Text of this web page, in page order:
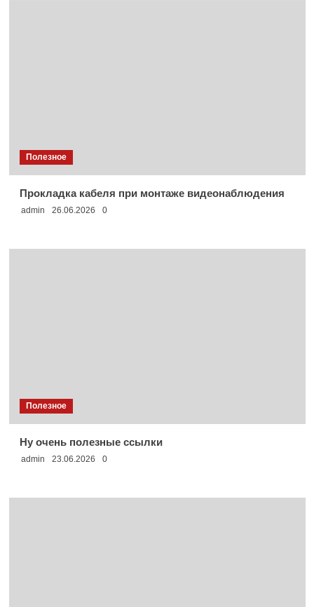
Полезное
Прокладка кабеля при монтаже видеонаблюдения
admin 26.06.2026 0
Полезное
Ну очень полезные ссылки
admin 23.06.2026 0